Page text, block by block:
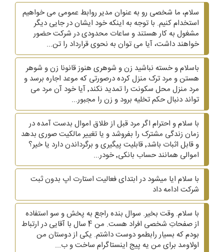
سلام، ما شخصی رو به عنوان مدیر روابط عمومی می خواهیم
استخدام کنیم. با توجه به اینکه خود ایشان در جایی دیگر
مشغول به کار هستند و ساعات محدودی در شرکت حضور
خواهند داشت، آیا می توان به نحوی قرارداد را تن...
باسلام و خسته نباشید زن و شوهری هنوز قانونا زن و شوهر
هستن و مرد ترک منزل کرده درصورتی که موعد اجاره برسد و
مرد منزل محل سکونت را تمدید نکند٬ آیا خود آن مرد می
تواند دنبال حکم تخلیه برود و زن را مجبور...
با سلام و احترام اگر مرد قبل از طلاق اموال بدست آمده در
زمان زندگی مشترک را بفروشد و یا تغییر مالکیت صوری بدهد
و قابل اثبات باشد٬ قابلیت پیگیری و برگرداندن دارد یا خیر؟
اموالی همانند حساب بانکی٬ خودر...
با سلام ایا میشود در ابتدای فعالیت استارت اپ بدون ثبت
شرکت ادامه داد
با سلام. وقت بخیر. سوال بنده راجع به پخش و سو استفاده
از صفحاتِ شخصی افراد هست. من 4 سال با آقایی در ارتباط
بودم که بسیار رابطمو دوست داشتم. یکی از دوستان من
اولاومد برای من یه پیج اینستاگرام ساخت و ب...